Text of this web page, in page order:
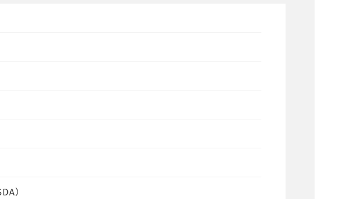
）